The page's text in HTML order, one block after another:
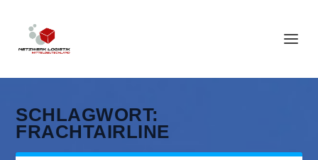
SCHLAGWORT:
FRACHTAIRLINE